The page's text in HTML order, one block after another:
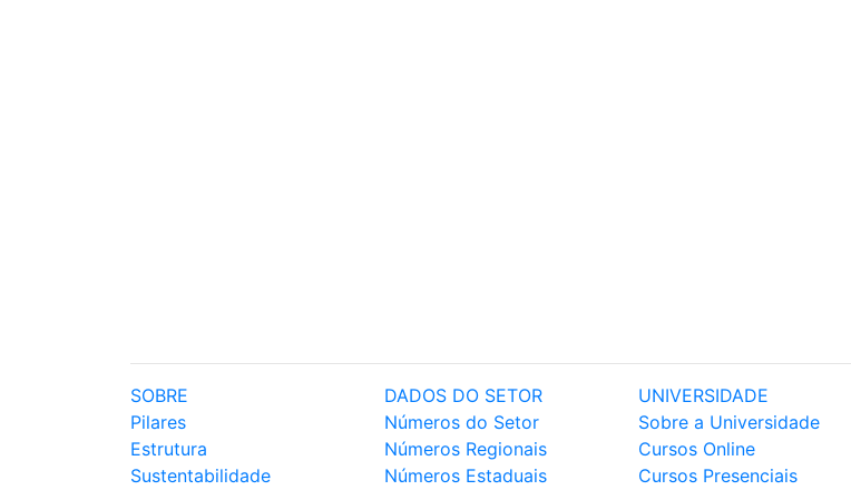
SOBRE
Pilares
Estrutura
Sustentabilidade
DADOS DO SETOR
Números do Setor
Números Regionais
Números Estaduais
UNIVERSIDADE
Sobre a Universidade
Cursos Online
Cursos Presenciais